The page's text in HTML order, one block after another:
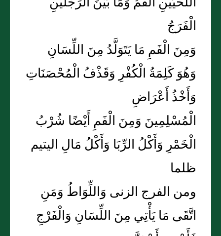
الْفَرَجُ
وَمِنَ الْفَمِ مَا يَتَوَلَّدُ مِنَ اللِّسَانِ
وَهُوَ كَلِمَةُ الْكُفْرِ وَقَذْفُ الْمُحْصَنَاتِ
وَأَخْذُ أَعْرَاضِ
الْمُسْلِمِينَ وَمِنَ الْفَمِ أَيْضًا شُرْبُ
الْخَمْرِ وَأَكْلُ الرِّبَا وَأَكْلُ مَالِ اليتيم
ظلما
ومن الفرج الزنى وَاللِّوَاطُ وَمَنِ
اتَّقَى مَا يَأْتِي مِنَ اللِّسَانِ وَالْفَرْجِ